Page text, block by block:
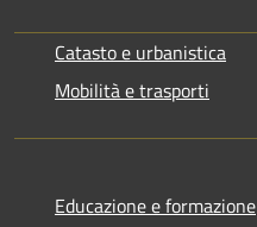
Catasto e urbanistica
Mobilità e trasporti
Educazione e formazione